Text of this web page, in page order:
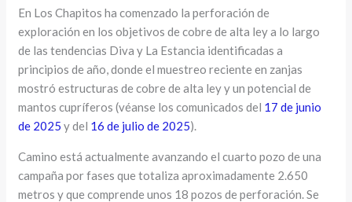
En Los Chapitos ha comenzado la perforación de
exploración en los objetivos de cobre de alta ley a lo largo
de las tendencias Diva y La Estancia identificadas a
principios de año, donde el muestreo reciente en zanjas
mostró estructuras de cobre de alta ley y un potencial de
mantos cupríferos (véanse los comunicados del 17 de junio
de 2025 y del 16 de julio de 2025).
Camino está actualmente avanzando el cuarto pozo de una
campaña por fases que totaliza aproximadamente 2.650
metros y que comprende unos 18 pozos de perforación. Se